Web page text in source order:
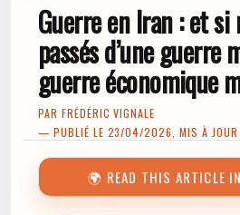
Guerre en Iran : et
passés d’une
guerre économique
PAR FRÉDÉRIC VIGNALE
— PUBLIÉ LE 23/04/2026, MIS À
🌍 READ THIS ARTICLE